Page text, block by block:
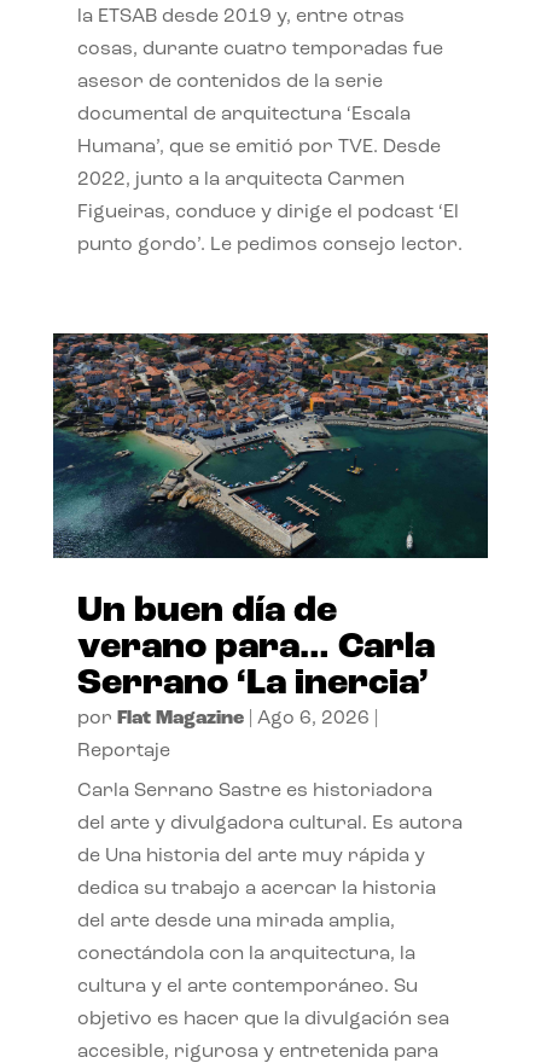
la ETSAB desde 2019 y, entre otras
cosas, durante cuatro temporadas fue
asesor de contenidos de la serie
documental de arquitectura ‘Escala
Humana’, que se emitió por TVE. Desde
2022, junto a la arquitecta Carmen
Figueiras, conduce y dirige el podcast ‘El
punto gordo’. Le pedimos consejo lector.
Un buen día de
verano para… Carla
Serrano ‘La inercia’
por Flat Magazine| Ago 6, 2026
Reportaje
Carla Serrano Sastre es historiadora
del arte y divulgadora cultural. Es autora
de Una historia del arte muy rápida y
dedica su trabajo a acercar la historia
del arte desde una mirada amplia,
conectándola con la arquitectura, la
cultura y el arte contemporáneo. Su
objetivo es hacer que la divulgación sea
accesible, rigurosa y entretenida para